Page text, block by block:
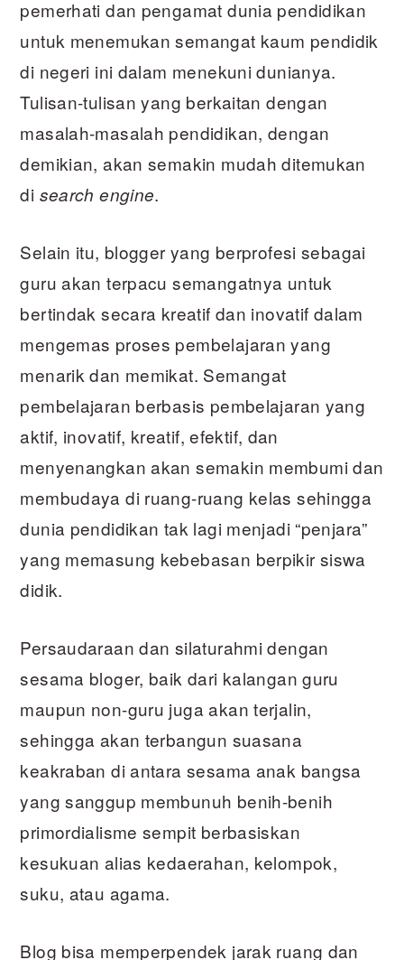
pemerhati dan pengamat dunia pendidikan
untuk menemukan semangat kaum pendidik
di negeri ini dalam menekuni dunianya.
Tulisan-tulisan yang berkaitan dengan
masalah-masalah pendidikan, dengan
demikian, akan semakin mudah ditemukan
di search engine.
Selain itu, blogger yang berprofesi sebagai
guru akan terpacu semangatnya untuk
bertindak secara kreatif dan inovatif dalam
mengemas proses pembelajaran yang
menarik dan memikat. Semangat
pembelajaran berbasis pembelajaran yang
aktif, inovatif, kreatif, efektif, dan
menyenangkan akan semakin membumi dan
membudaya di ruang-ruang kelas sehingga
dunia pendidikan tak lagi menjadi “penjara”
yang memasung kebebasan berpikir siswa
didik.
Persaudaraan dan silaturahmi dengan
sesama bloger, baik dari kalangan guru
maupun non-guru juga akan terjalin,
sehingga akan terbangun suasana
keakraban di antara sesama anak bangsa
yang sanggup membunuh benih-benih
primordialisme sempit berbasiskan
kesukuan alias kedaerahan, kelompok,
suku, atau agama.
Blog bisa memperpendek jarak ruang dan